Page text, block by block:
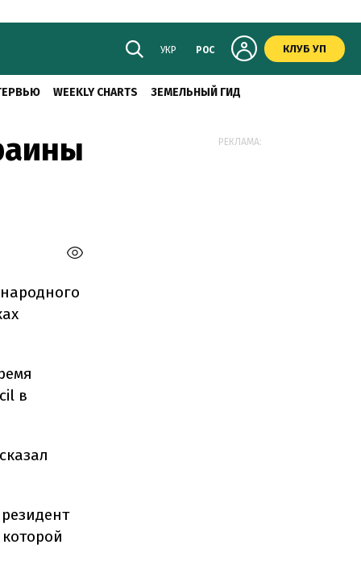
УКР РОС КЛУБ УП
WEEKLY CHARTS ЗЕМЕЛЬНЫЙ ГИД
в
РЕКЛАМА: